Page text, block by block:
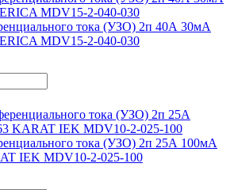
тока (УЗО) 2п 40А 30мА
MDV15-2-040-030
тока (УЗО) 2п 25А 100мА
IEK MDV10-2-025-100